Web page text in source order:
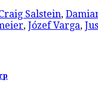
Salstein,
, Józef Varga,